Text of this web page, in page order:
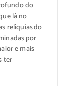
do
lá no
relíquias do
por
e mais
ter